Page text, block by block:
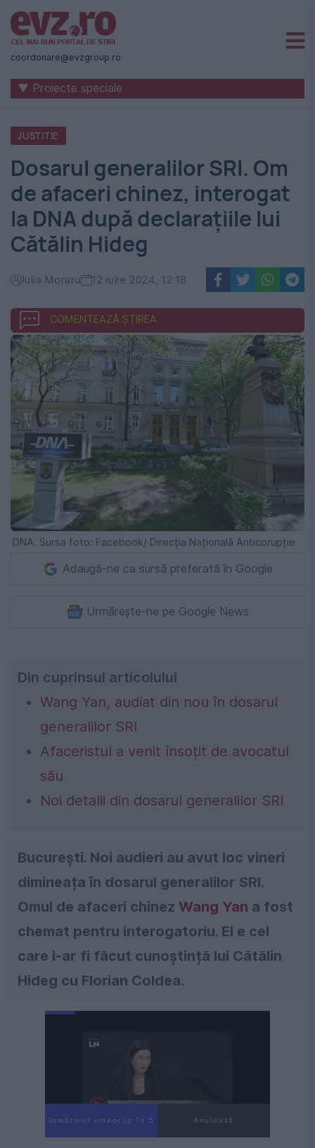
Știri
naționale
internaționale
România
-
Evenimentul
Zilei
coordonare@evzgroup.ro
▼ Proiecte speciale
JUSTITIE
Dosarul generalilor SRI. Om
de afaceri chinez, interogat
la DNA după declarațiile lui
Cătălin Hideg
Iulia Moraru 12 iulie 2024, 12:18
COMENTEAZĂ ȘTIREA
DNA. Sursa foto: Facebook/ Direcția Națională Anticorupție
Adaugă-ne ca sursă preferată în Google
Urmărește-ne pe Google News
Din cuprinsul articolului
Wang Yan, audiat din nou în dosarul
generalilor SRI
Afaceristul a venit însoțit de avocatul
său
Noi detalii din dosarul generalilor SRI
București. Noi audieri au avut loc vineri
dimineața în dosarul generalilor SRI.
Omul de afaceri chinez Wang Yan a fost
chemat pentru interogatoriu. El e cel
care i-ar fi făcut cunoștință lui Cătălin
Hideg cu Florian Coldea.
Următorul videoclip în 4 Anulează